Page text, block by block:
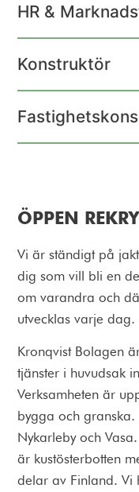
HR &
Konstruktör
ÖPPEN
Vi är ständigt på
dig som vill bli en
om varandra och
utvecklas varje dag.
Kronqvist Bolagen
tjänster i huvudsak
Verksamheten är
bygga och
Nykarleby och
är kustösterbotten
delar av Finland.